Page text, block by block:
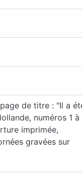
de titre : "Il a
numéros 1 à
imprimée,
gravées sur